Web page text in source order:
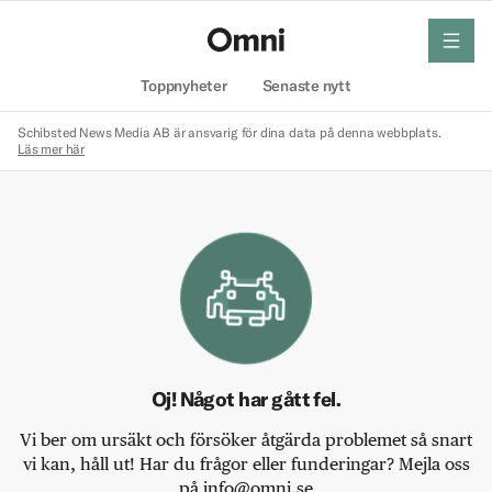
Toppnyheter Senaste nytt
meny
Schibsted News Media AB är ansvarig för dina data på denna webbplats.
Läs mer här
Oj! Något har gått fel.
Vi ber om ursäkt och försöker åtgärda problemet så snart
vi kan, håll ut! Har du frågor eller funderingar? Mejla oss